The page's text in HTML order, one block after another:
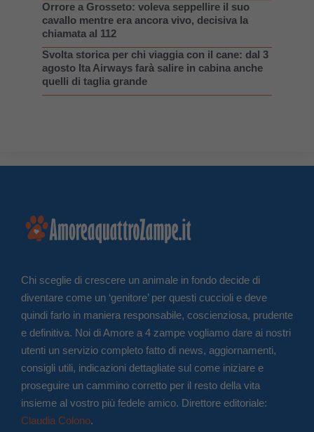
Orrore a Grosseto: voleva seppellire il suo
cavallo mentre era ancora vivo, decisiva la
chiamata al 112
Svolta storica per chi viaggia con il cane: dal 3
agosto Ita Airways farà salire in cabina anche
quelli di taglia grande
Chi sceglie di crescere un animale in fondo decide di
diventare come un ‘genitore’ per questi cuccioli e deve
quindi farlo in maniera responsabile, coscienziosa, prudente
e definitiva. Noi di Amore a 4 zampe vogliamo dare ai nostri
utenti un servizio completo fatto di news, aggiornamenti,
consigli utili, indicazioni dettagliate sul come iniziare e
proseguire un cammino corretto per il resto della vita
insieme al vostro più fedele amico. Direttore editoriale:
Claudia Colono.